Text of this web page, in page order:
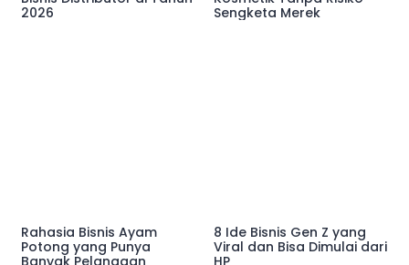
2026
Sengketa Merek
Rahasia Bisnis Ayam
Potong yang Punya
Banyak Pelanggan
8 Ide Bisnis Gen Z yang
Viral dan Bisa Dimulai dari
HP